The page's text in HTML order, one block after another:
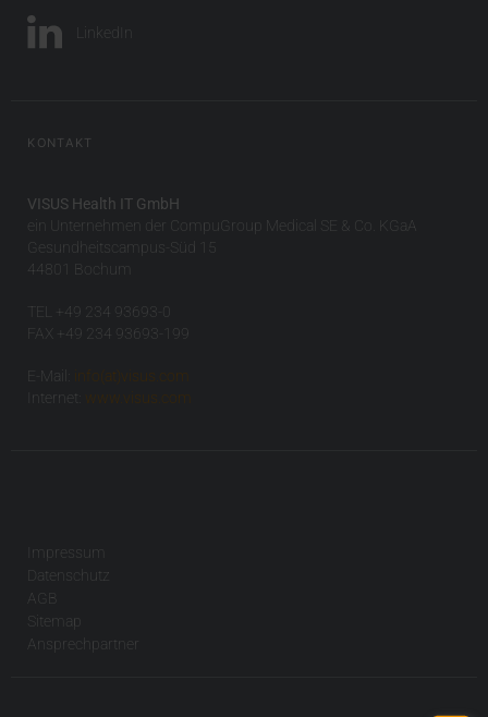
LinkedIn
KONTAKT
VISUS Health IT GmbH
ein Unternehmen der CompuGroup Medical SE & Co. KGaA
Gesundheitscampus-Süd 15
44801 Bochum
TEL +49 234 93693-0
FAX +49 234 93693-199
E-Mail:
info(at)visus.com
Internet:
www.visus.com
Impressum
Datenschutz
AGB
Sitemap
Ansprechpartner